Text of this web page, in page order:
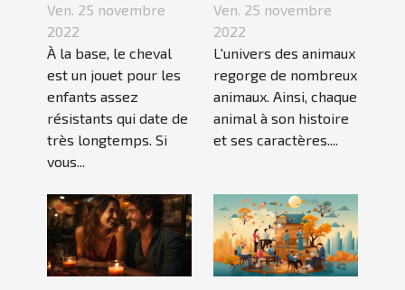
découverte
pour enfant
Ven. 25 novembre
2022
À la base, le cheval
est un jouet pour les
enfants assez
résistants qui date de
très longtemps. Si
vous...
terrier ?
Ven. 25 novembre
2022
L'univers des animaux
regorge de nombreux
animaux. Ainsi, chaque
animal à son histoire
et ses caractères....